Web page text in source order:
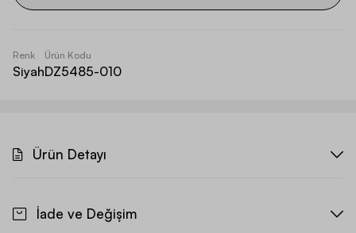
Renk
Siyah
Ürün Kodu
DZ5485-010
Ürün Detayı
İade ve Değişim